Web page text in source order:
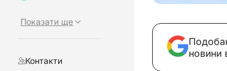
Показати ще
Контакти
новини